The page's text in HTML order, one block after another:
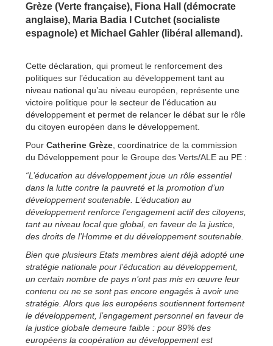
Grèze (Verte française), Fiona Hall (démocrate
anglaise), Maria Badia I Cutchet (socialiste
espagnole) et Michael Gahler (libéral allemand).
Cette déclaration, qui promeut le renforcement des
politiques sur l’éducation au développement tant au
niveau national qu’au niveau européen, représente une
victoire politique pour le secteur de l’éducation au
développement et permet de relancer le débat sur le rôle
du citoyen européen dans le développement.
Pour Catherine Grèze , coordinatrice de la commission
du Développement pour le Groupe des Verts/ALE au PE :
“L’éducation au développement joue un rôle essentiel
dans la lutte contre la pauvreté et la promotion d’un
développement soutenable. L’éducation au
développement renforce l’engagement actif des citoyens,
tant au niveau local que global, en faveur de la justice,
des droits de l’Homme et du développement soutenable.
Bien que plusieurs Etats membres aient déjà adopté une
stratégie nationale pour l’éducation au développement,
un certain nombre de pays n’ont pas mis en œuvre leur
contenu ou ne se sont pas encore engagés à avoir une
stratégie. Alors que les européens soutiennent fortement
le développement, l’engagement personnel en faveur de
la justice globale demeure faible : pour 89% des
européens la coopération au développement est